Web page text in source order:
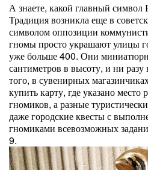
А знаете, какой главный
Традиция возникла еще в
символом оппозиции
гномы просто украшают улицы
уже больше 400. Они
сантиметров в высоту, и ни
того, в сувенирных
купить карту, где указано место
гномиков, а разные
даже городские квесты с
гномиками всевозможных
9.